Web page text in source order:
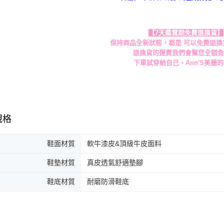
【7天鑑賞期免費退換貨】
保持商品全新狀態，都是 可以免費退換
退換貨的運費我們會幫您全額負
下單試穿給自己、Ann'S美麗
格
鞋面材質 軟牛漆皮&頂級牛皮面料
鞋墊材質 真皮透氣舒適墊腳
鞋底材質 耐磨防滑鞋底